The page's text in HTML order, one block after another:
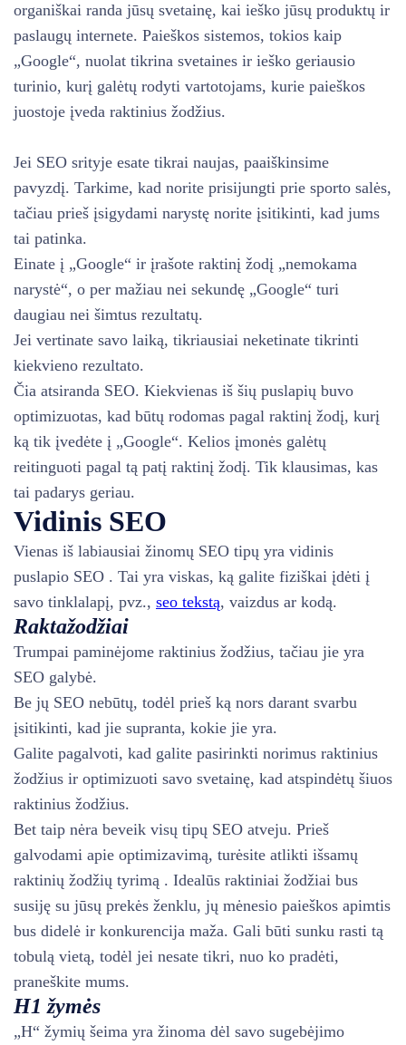
organiškai randa jūsų svetainę, kai ieško jūsų produktų ir
paslaugų internete. Paieškos sistemos, tokios kaip
„Google“, nuolat tikrina svetaines ir ieško geriausio
turinio, kurį galėtų rodyti vartotojams, kurie paieškos
juostoje įveda raktinius žodžius.
Jei SEO srityje esate tikrai naujas, paaiškinsime
pavyzdį. Tarkime, kad norite prisijungti prie sporto salės,
tačiau prieš įsigydami narystę norite įsitikinti, kad jums
tai patinka.
Einate į „Google“ ir įrašote raktinį žodį „nemokama
narystė“, o per mažiau nei sekundę „Google“ turi
daugiau nei šimtus rezultatų.
Jei vertinate savo laiką, tikriausiai neketinate tikrinti
kiekvieno rezultato.
Čia atsiranda SEO. Kiekvienas iš šių puslapių buvo
optimizuotas, kad būtų rodomas pagal raktinį žodį, kurį
ką tik įvedėte į „Google“. Kelios įmonės galėtų
reitinguoti pagal tą patį raktinį žodį. Tik klausimas, kas
tai padarys geriau.
Vidinis SEO
Vienas iš labiausiai žinomų SEO tipų yra vidinis
puslapio SEO . Tai yra viskas, ką galite fiziškai įdėti į
savo tinklalapį, pvz., seo tekstą, vaizdus ar kodą.
Raktažodžiai
Trumpai paminėjome raktinius žodžius, tačiau jie yra
SEO galybė.
Be jų SEO nebūtų, todėl prieš ką nors darant svarbu
įsitikinti, kad jie supranta, kokie jie yra.
Galite pagalvoti, kad galite pasirinkti norimus raktinius
žodžius ir optimizuoti savo svetainę, kad atspindėtų šiuos
raktinius žodžius.
Bet taip nėra beveik visų tipų SEO atveju. Prieš
galvodami apie optimizavimą, turėsite atlikti išsamų
raktinių žodžių tyrimą . Idealūs raktiniai žodžiai bus
susiję su jūsų prekės ženklu, jų mėnesio paieškos apimtis
bus didelė ir konkurencija maža. Gali būti sunku rasti tą
tobulą vietą, todėl jei nesate tikri, nuo ko pradėti,
praneškite mums.
H1 žymės
„H“ žymių šeima yra žinoma dėl savo sugebėjimo